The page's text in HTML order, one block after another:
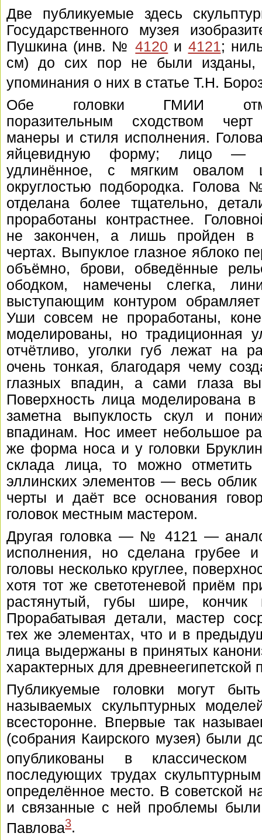
Две публикуемые здесь
Государственного музея
Пушкина (инв. №4120 и 4121;
см) до сих пор не были изданы,
упоминания о них в статье Т.Н.
Обе головки ГМИИ
поразительным сходством
манеры и стиля исполнения.
яйцевидную форму; лицо —
удлинённое, с мягким
округлостью подбородка. Голова
отделана более тщательно,
проработаны контрастнее.
не закончен, а лишь пройден в
чертах. Выпуклое глазное яблоко
объёмно, брови, обведённые
ободком, намечены слегка,
выступающим контуром обрамляет
Уши совсем не проработаны,
моделированы, но традиционная
отчётливо, уголки губ лежат на
очень тонкая, благодаря чему
глазных впадин, а сами глаза
Поверхность лица моделирована
заметна выпуклость скул и
впадинам. Нос имеет небольшое
же форма носа и у головки
склада лица, то можно отметить
эллинских элементов — весь облик
черты и даёт все основания
головок местным мастером.
Другая головка — № 4121 —
исполнения, но сделана грубее
головы несколько круглее,
хотя тот же светотеневой приём
растянутый, губы шире, кончик
Прорабатывая детали, мастер
тех же элементах, что и в
лица выдержаны в принятых
характерных для древнеегипетской
Публикуемые головки могут
называемых скульптурных
всесторонне. Впервые так
(собрания Каирского музея) были
опубликованы в
последующих трудах
определённое место. В советской
и связанные с ней проблемы
Павлова3.